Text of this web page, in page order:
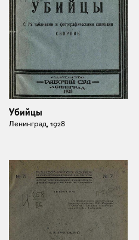
Убийцы
Ленинград, 1928